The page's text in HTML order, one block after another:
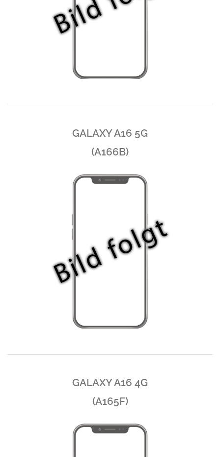
GALAXY A16 5G
(A166B)
GALAXY A16 4G
(A165F)